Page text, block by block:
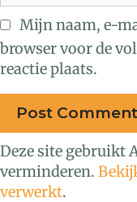
Mijn naam, e-
browser voor de
reactie plaats.
Deze site gebruikt
verminderen.
verwerkt.